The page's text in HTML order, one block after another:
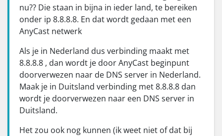
nu?? Die staan in bijna in ieder land, te bereiken
onder ip 8.8.8.8. En dat wordt gedaan met een
AnyCast netwerk
Als je in Nederland dus verbinding maakt met
8.8.8.8 , dan wordt je door AnyCast beginpunt
doorverwezen naar de DNS server in Nederland.
Maak je in Duitsland verbinding met 8.8.8.8 dan
wordt je doorverwezen naar een DNS server in
Duitsland.
Het zou ook nog kunnen (ik weet niet of dat bij